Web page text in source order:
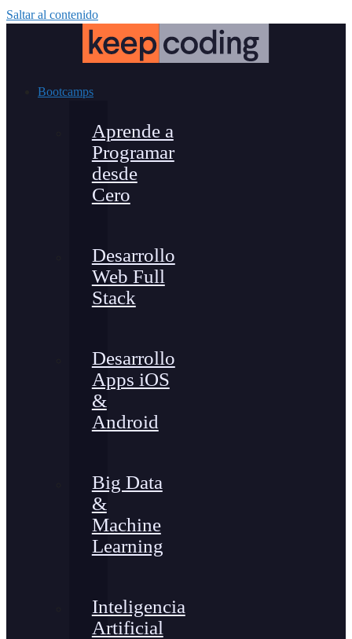
Saltar al contenido
Bootcamps
Aprende a
Programar
desde
Cero
Desarrollo
Web Full
Stack
Desarrollo
Apps iOS
&
Android
Big Data
&
Machine
Learning
Inteligencia
Artificial